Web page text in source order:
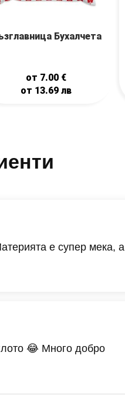
Бухалчета
от 7.00 €
от 13.69лв
е супер мека, а
😂 Много добро